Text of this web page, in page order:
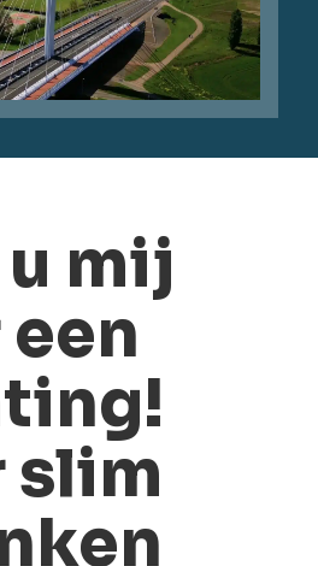
mij
een
slim